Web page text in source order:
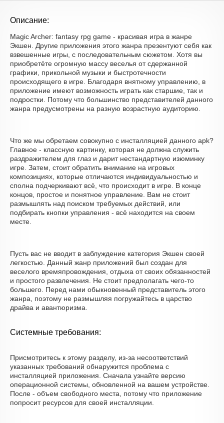
Описание:
Magic Archer: fantasy rpg game - красивая игра в жанре
Экшен. Другие приложения этого жанра презентуют себя как
взвешенные игры, с последовательным сюжетом. Хотя вы
приобретёте огромную массу веселья от сдержанной
графики, прикольной музыки и быстротечности
происходящего в игре. Благодаря внятному управлению, в
приложение имеют возможность играть как старшие, так и
подростки. Потому что большинство представителей данного
жанра предусмотрены на разную возрастную аудиторию.
Что же мы обретаем совокупно с инсталляцией данного apk?
Главное - классную картинку, которая не должна служить
раздражителем для глаз и дарит нестандартную изюминку
игре. Затем, стоит обратить внимание на игровых
композициях, которые отличаются индивидуальностью и
сполна подчеркивают всё, что происходит в игре. В конце
концов, простое и понятное управление. Вам не стоит
размышлять над поиском требуемых действий, или
подбирать кнопки управления - всё находится на своем
месте.
Пусть вас не вводит в заблуждение категория Экшен своей
легкостью. Данный жанр приложений был создан для
веселого времяпровождения, отдыха от своих обязанностей
и простого развлечения. Не стоит предполагать чего-то
большего. Перед нами обыкновенный представитель этого
жанра, поэтому не размышляя погружайтесь в царство
драйва и авантюризма.
Системные требования:
Присмотритесь к этому разделу, из-за несоответствий
указанных требований обнаружится проблема с
инсталляцией приложения. Сначала узнайте версию
операционной системы, обновленной на вашем устройстве.
После - объем свободного места, потому что приложение
попросит ресурсов для своей инсталляции.